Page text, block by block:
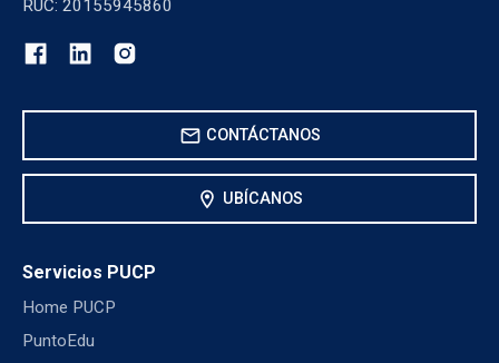
RUC: 20155945860
mail CONTÁCTANOS
location_on UBÍCANOS
Servicios PUCP
Home PUCP
PuntoEdu